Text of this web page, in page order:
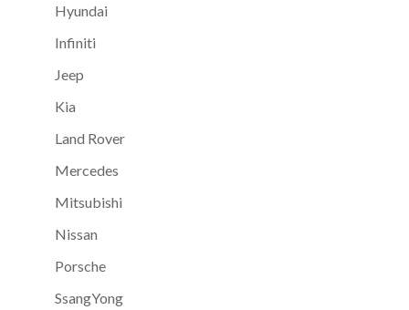
Hyundai
Infiniti
Jeep
Kia
Land Rover
Mercedes
Mitsubishi
Nissan
Porsche
SsangYong